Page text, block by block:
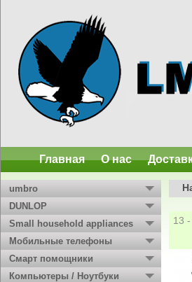
Главная О нас
umbro
DUNLOP
Small household appliances
Мобильные телефоны
Смарт помощники
Компьютеры / Ноутбуки
13